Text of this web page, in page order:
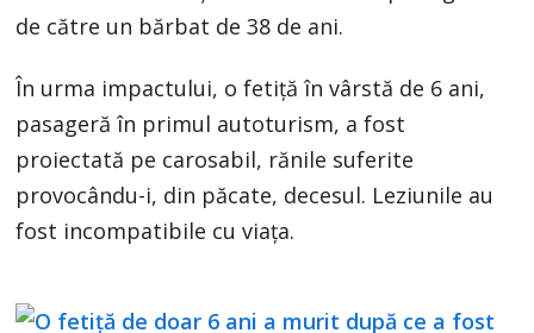
de către un bărbat de 38 de ani.
În urma impactului, o fetiță în vârstă de 6 ani,
pasageră în primul autoturism, a fost
proiectată pe carosabil, rănile suferite
provocându-i, din păcate, decesul. Leziunile au
fost incompatibile cu viața.